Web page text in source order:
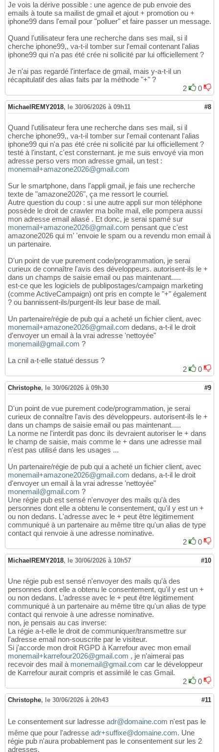
Je vois la dérive possible : une agence de pub envoie des
emails à toute sa mailist de gmail et ajout + promotion ou +
iphone99 dans l'email pour "polluer" et faire passer un message.
Quand l'utilisateur fera une recherche dans ses mail, si il
cherche iphone99,, va-t-il tomber sur l'email contenant l'alias
iphone99 qui n'a pas été crée ni sollicité par lui officiellement ?
Je n'ai pas regardé l'interface de gmail, mais y-a-t-il un
récapitulatif des alias faits par la méthode "+" ?
2
0
MichaelREMY2018, le 30/06/2026 à 09h11 #8
Quand l'utilisateur fera une recherche dans ses mail, si il
cherche iphone99,, va-t-il tomber sur l'email contenant l'alias
iphone99 qui n'a pas été crée ni sollicité par lui officiellement ?
testé à l'instant, c'est consternant. je me suis envoyé via mon
adresse perso vers mon adresse gmail, un test :
monemail+amazone2026@gmail.com
Sur le smartphone, dans l'appli gmail, je fais une recherche
texte de "amazone2026", ça me ressort le courriel.
Autre question du coup : si une autre appli sur mon téléphone
possède le droit de crawler ma boîte mail, elle pompera aussi
mon adresse email aliasé . Et donc, je serai spamé sur
monemail+amazone2026@gmail.com pensant que c'est
amazone2026 qui m' 'envoie le spam ou a revendu mon email à
un partenaire.
D'un point de vue purement code/programmation, je serai
curieux de connaître l'avis des développeurs. autorisent-ils le +
dans un champs de saisie email ou pas maintenant.....
est-ce que les logiciels de publipostages/campaign marketing
(comme ActiveCampaign) ont pris en compte le "+" également
? ou bannissent-ils/purgent-ils leur base de mail.
Un partenaire/régie de pub qui a acheté un fichier client, avec
monemail+amazone2026@gmail.com dedans, a-t-il le droit
d'envoyer un email à la vrai adresse 'nettoyée"
monemail@gmail.com ?
La cnil a-t-elle statué dessus ?
2
0
Christophe, le 30/06/2026 à 09h30 #9
D'un point de vue purement code/programmation, je serai
curieux de connaître l'avis des développeurs. autorisent-ils le +
dans un champs de saisie email ou pas maintenant.....
La norme ne l'interdit pas donc ils devraient autoriser le + dans
le champ de saisie, mais comme le + dans une adresse mail
n'est pas utilisé dans les usages ...
Un partenaire/régie de pub qui a acheté un fichier client, avec
monemail+amazone2026@gmail.com dedans, a-t-il le droit
d'envoyer un email à la vrai adresse 'nettoyée"
monemail@gmail.com ?
Une régie pub est sensé n'envoyer des mails qu'à des
personnes dont elle a obtenu le consentement, qu'il y est un +
ou non dedans. L'adresse avec le + peut être légitimement
communiqué à un partenaire au même titre qu'un alias de type
contact qui renvoie à une adresse nominative.
2
0
MichaelREMY2018, le 30/06/2026 à 10h57 #10
Une régie pub est sensé n'envoyer des mails qu'à des
personnes dont elle a obtenu le consentement, qu'il y est un +
ou non dedans. L'adresse avec le + peut être légitimement
communiqué à un partenaire au même titre qu'un alias de type
contact qui renvoie à une adresse nominative.
non, je pensais au cas inverse:
La régie a-t-elle le droit de communiquer/transmettre sur
l'adresse email non-souscrite par le visiteur.
Si j'accorde mon droit RGPD à Karrefour avec mon email
monemail+karrefour2026@gmail.com , je n'aimerai pas
recevoir des mail à monemail@gmail.com car le développeur
de Karrefour aurait compris et assimilé le cas Gmail.
2
0
Christophe, le 30/06/2026 à 20h43 #11
Le consentement sur ladresse adr@domaine.com n'est pas le
même que pour l'adresse adr+suffixe@domaine.com. Une
régie pub n'aura probablement pas le consentement sur les 2
adresses.